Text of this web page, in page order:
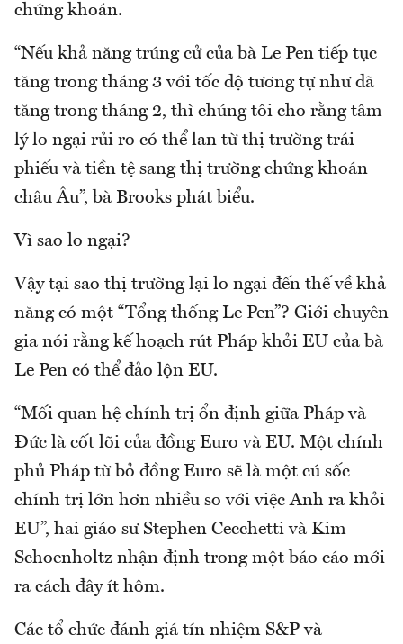
chứng khoán.
“Nếu khả năng trúng cử của bà Le Pen tiếp tục
tăng trong tháng 3 với tốc độ tương tự như đã
tăng trong tháng 2, thì chúng tôi cho rằng tâm
lý lo ngại rủi ro có thể lan từ thị trường trái
phiếu và tiền tệ sang thị trường chứng khoán
châu Âu”, bà Brooks phát biểu.
Vì sao lo ngại?
Vậy tại sao thị trường lại lo ngại đến thế về khả
năng có một “Tổng thống Le Pen”? Giới chuyên
gia nói rằng kế hoạch rút Pháp khỏi EU của bà
Le Pen có thể đảo lộn EU.
“Mối quan hệ chính trị ổn định giữa Pháp và
Đức là cốt lõi của đồng Euro và EU. Một chính
phủ Pháp từ bỏ đồng Euro sẽ là một cú sốc
chính trị lớn hơn nhiều so với việc Anh ra khỏi
EU”, hai giáo sư Stephen Cecchetti và Kim
Schoenholtz nhận định trong một báo cáo mới
ra cách đây ít hôm.
Các tổ chức đánh giá tín nhiệm S&P và